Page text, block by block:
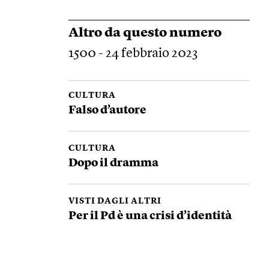
Altro da questo numero
1500 - 24 febbraio 2023
CULTURA
Falso d’autore
CULTURA
Dopo il dramma
VISTI DAGLI ALTRI
Per il Pd è una crisi d’identità